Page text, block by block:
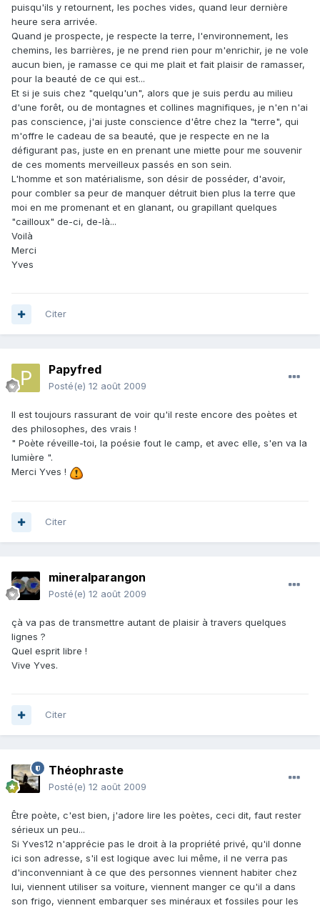
puisqu'ils y retournent, les poches vides, quand leur dernière
heure sera arrivée.
Quand je prospecte, je respecte la terre, l'environnement, les
chemins, les barrières, je ne prend rien pour m'enrichir, je ne vole
aucun bien, je ramasse ce qui me plait et fait plaisir de ramasser,
pour la beauté de ce qui est...
Et si je suis chez "quelqu'un", alors que je suis perdu au milieu
d'une forêt, ou de montagnes et collines magnifiques, je n'en n'ai
pas conscience, j'ai juste conscience d'être chez la "terre", qui
m'offre le cadeau de sa beauté, que je respecte en ne la
défigurant pas, juste en en prenant une miette pour me souvenir
de ces moments merveilleux passés en son sein.
L'homme et son matérialisme, son désir de posséder, d'avoir,
pour combler sa peur de manquer détruit bien plus la terre que
moi en me promenant et en glanant, ou grapillant quelques
"cailloux" de-ci, de-là...
Voilà
Merci
Yves
Citer
Papyfred
Posté(e) 12 août 2009
Il est toujours rassurant de voir qu'il reste encore des poètes et
des philosophes, des vrais !
" Poète réveille-toi, la poésie fout le camp, et avec elle, s'en va la
lumière ".
Merci Yves !
Citer
mineralparangon
Posté(e) 12 août 2009
çà va pas de transmettre autant de plaisir à travers quelques
lignes ?
Quel esprit libre !
Vive Yves.
Citer
Théophraste
Posté(e) 12 août 2009
Être poète, c'est bien, j'adore lire les poètes, ceci dit, faut rester
sérieux un peu...
Si Yves12 n'apprécie pas le droit à la propriété privé, qu'il donne
ici son adresse, s'il est logique avec lui même, il ne verra pas
d'inconvenniant à ce que des personnes viennent habiter chez
lui, viennent utiliser sa voiture, viennent manger ce qu'il a dans
son frigo, viennent embarquer ses minéraux et fossiles pour les